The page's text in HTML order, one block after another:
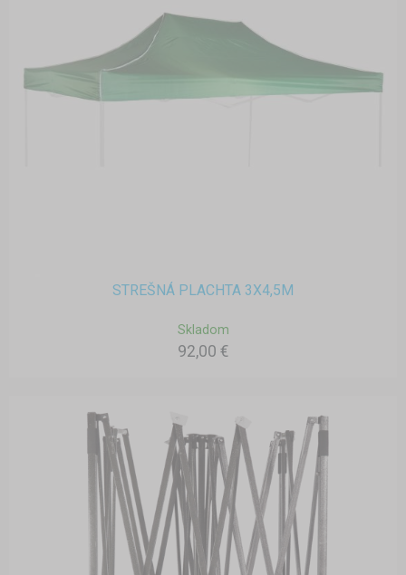
STREŠNÁ PLACHTA 3X4,5M
Skladom
92,00 €